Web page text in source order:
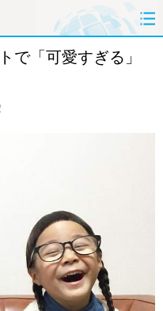
経済
で「可愛すぎる」